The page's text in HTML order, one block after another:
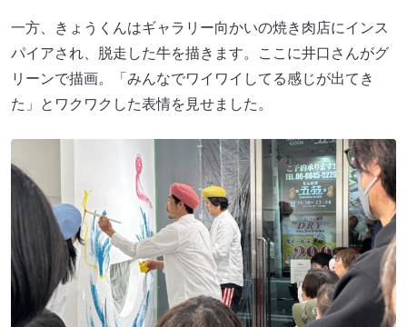
一方、きょうくんはギャラリー向かいの焼き肉店にインス
パイアされ、脱走した牛を描きます。ここに井口さんがグ
リーンで描画。「みんなでワイワイしてる感じが出てき
た」とワクワクした表情を見せました。